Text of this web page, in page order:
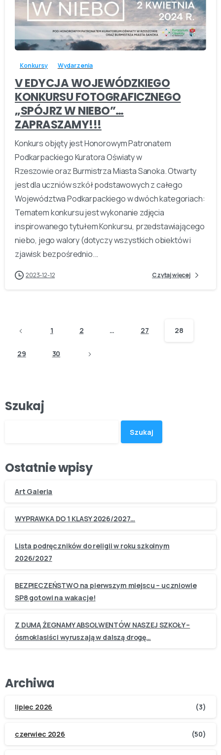
-
Konkursy Wydarzenia
V EDYCJA WOJEWÓDZKIEGO
KONKURSU FOTOGRAFICZNEGO
„SPÓJRZ W NIEBO”…
ZAPRASZAMY!!!
Konkurs objęty jest Honorowym Patronatem
Podkarpackiego Kuratora Oświaty w
Rzeszowie oraz Burmistrza Miasta Sanoka. Otwarty
jest dla uczniów szkół podstawowych z całego
Województwa Podkarpackiego w dwóch kategoriach:
Tematem konkursu jest wykonanie zdjęcia
inspirowanego tytułem Konkursu, przedstawiającego
niebo, jego walory (dotyczy wszystkich obiektów i
zjawisk bezpośrednio...
2023-12-12 Czytaj więcej
1 2 … 27 28
29 30
Szukaj
Szukaj
Ostatnie wpisy
Art Galeria
WYPRAWKA DO 1 KLASY 2026/2027…
Lista podręczników do religii w roku szkolnym
2026/2027
BEZPIECZEŃSTWO na pierwszym miejscu – uczniowie
SP8 gotowi na wakacje!
Z DUMĄ ŻEGNAMY ABSOLWENTÓW NASZEJ SZKOŁY –
ósmoklasiści wyruszają w dalszą drogę…
Archiwa
lipiec 2026 (3)
czerwiec 2026 (50)